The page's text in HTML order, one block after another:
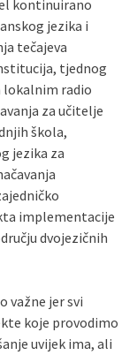
kontinuirano
jezika i
tečajeva
tjednog
lokalnim radio
za učitelje
škola,
jezika za
implementacije
dvojezičnih
važne jer svi
koje provodimo
uvijek ima, ali